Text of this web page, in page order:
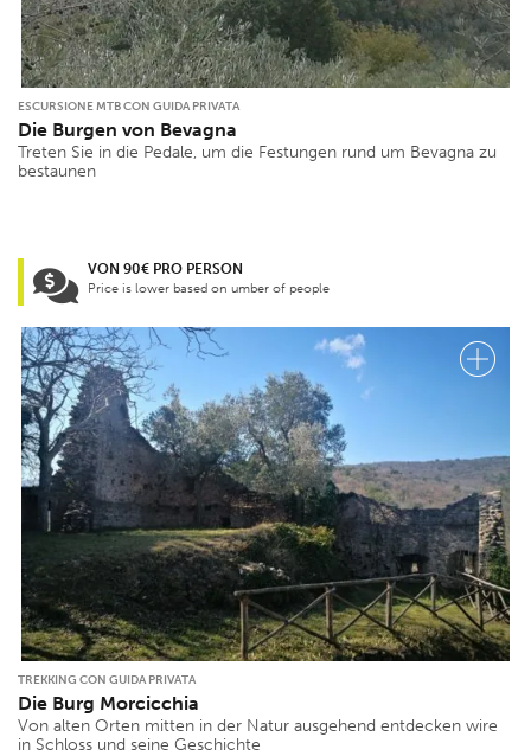
ESCURSIONE MTB CON GUIDA PRIVATA
Die Burgen von Bevagna
Treten Sie in die Pedale, um die Festungen rund um Bevagna zu
bestaunen
VON 90€ PRO PERSON
Price is lower based on umber of people
TREKKING CON GUIDA PRIVATA
Die Burg Morcicchia
Von alten Orten mitten in der Natur ausgehend entdecken wire
in Schloss und seine Geschichte